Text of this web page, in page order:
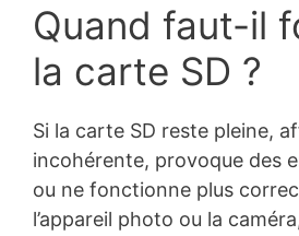
Quand faut-il
la carte SD ?
Si la carte SD reste pleine,
incohérente, provoque des
ou ne fonctionne plus
l’appareil photo ou la